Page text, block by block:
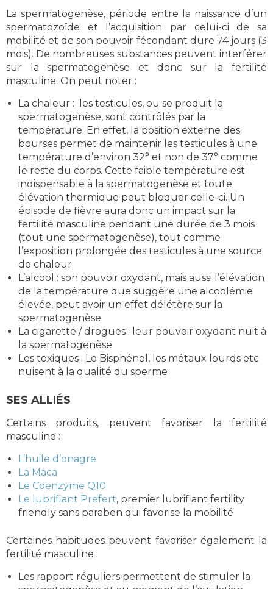
La spermatogenèse, période entre la naissance d’un
spermatozoïde et l’acquisition par celui-ci de sa
mobilité et de son pouvoir fécondant dure 74 jours (3
mois). De nombreuses substances peuvent interférer
sur la spermatogenèse et donc sur la fertilité
masculine. On peut noter :
La chaleur : les testicules, ou se produit la
spermatogenèse, sont contrôlés par la
température. En effet, la position externe des
bourses permet de maintenir les testicules à une
température d’environ 32° et non de 37° comme
le reste du corps. Cette faible température est
indispensable à la spermatogenèse et toute
élévation thermique peut bloquer celle-ci. Un
épisode de fièvre aura donc un impact sur la
fertilité masculine pendant une durée de 3 mois
(tout une spermatogenèse), tout comme
l’exposition prolongée des testicules à une source
de chaleur.
L’alcool : son pouvoir oxydant, mais aussi l’élévation
de la température que suggère une alcoolémie
élevée, peut avoir un effet délétère sur la
spermatogenèse.
La cigarette / drogues : leur pouvoir oxydant nuit à
la spermatogenèse
Les toxiques : Le Bisphénol, les métaux lourds etc
nuisent à la qualité du sperme
SES ALLIÉS
Certains produits, peuvent favoriser la fertilité
masculine :
L’huile d’onagre
La Maca
Le Coenzyme Q10
Le lubrifiant Prefert, premier lubrifiant fertility
friendly sans paraben qui favorise la mobilité
Certaines habitudes peuvent favoriser également la
fertilité masculine :
Les rapport réguliers permettent de stimuler la